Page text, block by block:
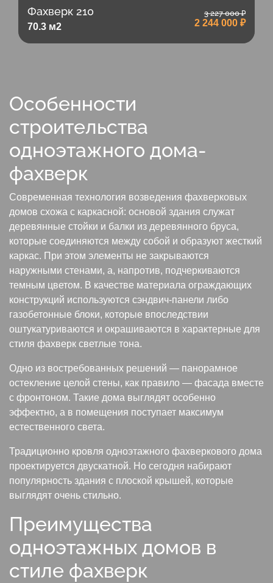
Фахверк 210
70.3 м2
3 227 000 ₽
2 244 000 ₽
Особенности
строительства
одноэтажного дома-
фахверк
Современная технология возведения фахверковых
домов схожа с каркасной: основой здания служат
деревянные стойки и балки из деревянного бруса,
которые соединяются между собой и образуют жесткий
каркас. При этом элементы не закрываются
наружными стенами, а, напротив, подчеркиваются
темным цветом. В качестве материала ограждающих
конструкций используются сэндвич-панели либо
газобетонные блоки, которые впоследствии
оштукатуриваются и окрашиваются в характерные для
стиля фахверк светлые тона.
Одно из востребованных решений — панорамное
остекление целой стены, как правило — фасада вместе
с фронтоном. Такие дома выглядят особенно
эффектно, а в помещения поступает максимум
естественного света.
Традиционно кровля одноэтажного фахверкового дома
проектируется двускатной. Но сегодня набирают
популярность здания с плоской крышей, которые
выглядят очень стильно.
Преимущества
одноэтажных домов в
стиле фахверк